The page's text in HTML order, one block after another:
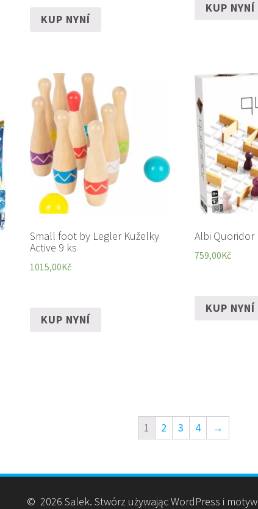
KUP NYNÍ
KUP NYNÍ
Small foot by Legler Kuželky
Active 9 ks
1015,00Kč
KUP NYNÍ
Albi Quoridor
759,00Kč
KUP NYNÍ
1 2 3 4 →
© 2026 Salek. Stwórz używając WordPress i motyw